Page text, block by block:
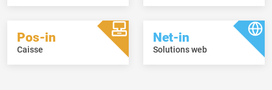
Pos-in
Caisse
Net-in
Solutions web